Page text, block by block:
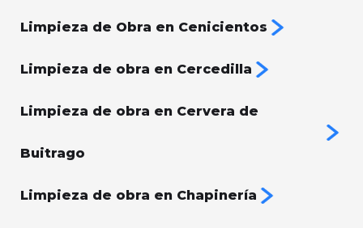
Limpieza de Obra en Cenicientos
Limpieza de obra en Cercedilla
Limpieza de obra en Cervera de
Buitrago
Limpieza de obra en Chapinería